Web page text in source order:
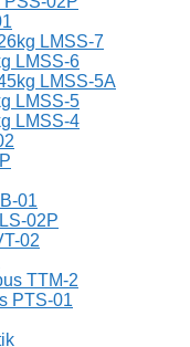
LMSS-7
LMSS-6
LMSS-5A
LMSS-5
LMSS-4
01
02P
02
TTM-2
PTS-01